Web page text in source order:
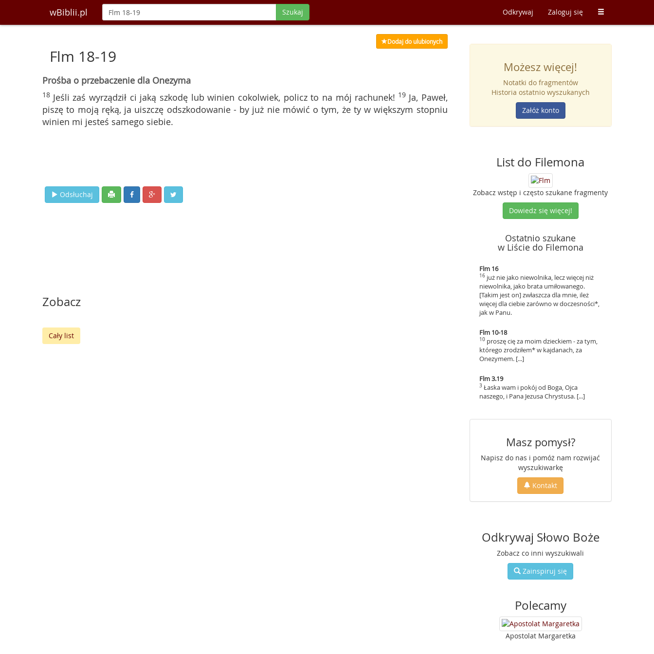
wBiblii.pl Szukaj Odkrywaj Zaloguj się
Dodaj do ulubionych
Flm 18-19
Prośba o przebaczenie dla Onezyma
18 Jeśli zaś wyrządził ci jaką szkodę lub winien cokolwiek, policz to na mój rachunek! 19 Ja, Paweł,
piszę to moją ręką, ja uiszczę odszkodowanie - by już nie mówić o tym, że ty w większym stopniu
winien mi jesteś samego siebie.
Odsłuchaj
Zobacz
Cały list
Możesz więcej!
Notatki do fragmentów
Historia ostatnio wyszukanych
Załóż konto
List do Filemona
Zobacz wstęp i często szukane fragmenty
Dowiedz się więcej!
Ostatnio szukane
w Liście do Filemona
Flm 16
16 już nie jako niewolnika, lecz więcej niż
niewolnika, jako brata umiłowanego.
[Takim jest on] zwłaszcza dla mnie, ileż
więcej dla ciebie zarówno w doczesności*,
jak w Panu.
Flm 10-18
10 proszę cię za moim dzieckiem - za tym,
którego zrodziłem* w kajdanach, za
Onezymem. [...]
Flm 3.19
3 Łaska wam i pokój od Boga, Ojca
naszego, i Pana Jezusa Chrystusa. [...]
Masz pomysł?
Napisz do nas i pomóż nam rozwijać
wyszukiwarkę
Kontakt
Odkrywaj Słowo Boże
Zobacz co inni wyszukiwali
Zainspiruj się
Polecamy
Apostolat Margaretka